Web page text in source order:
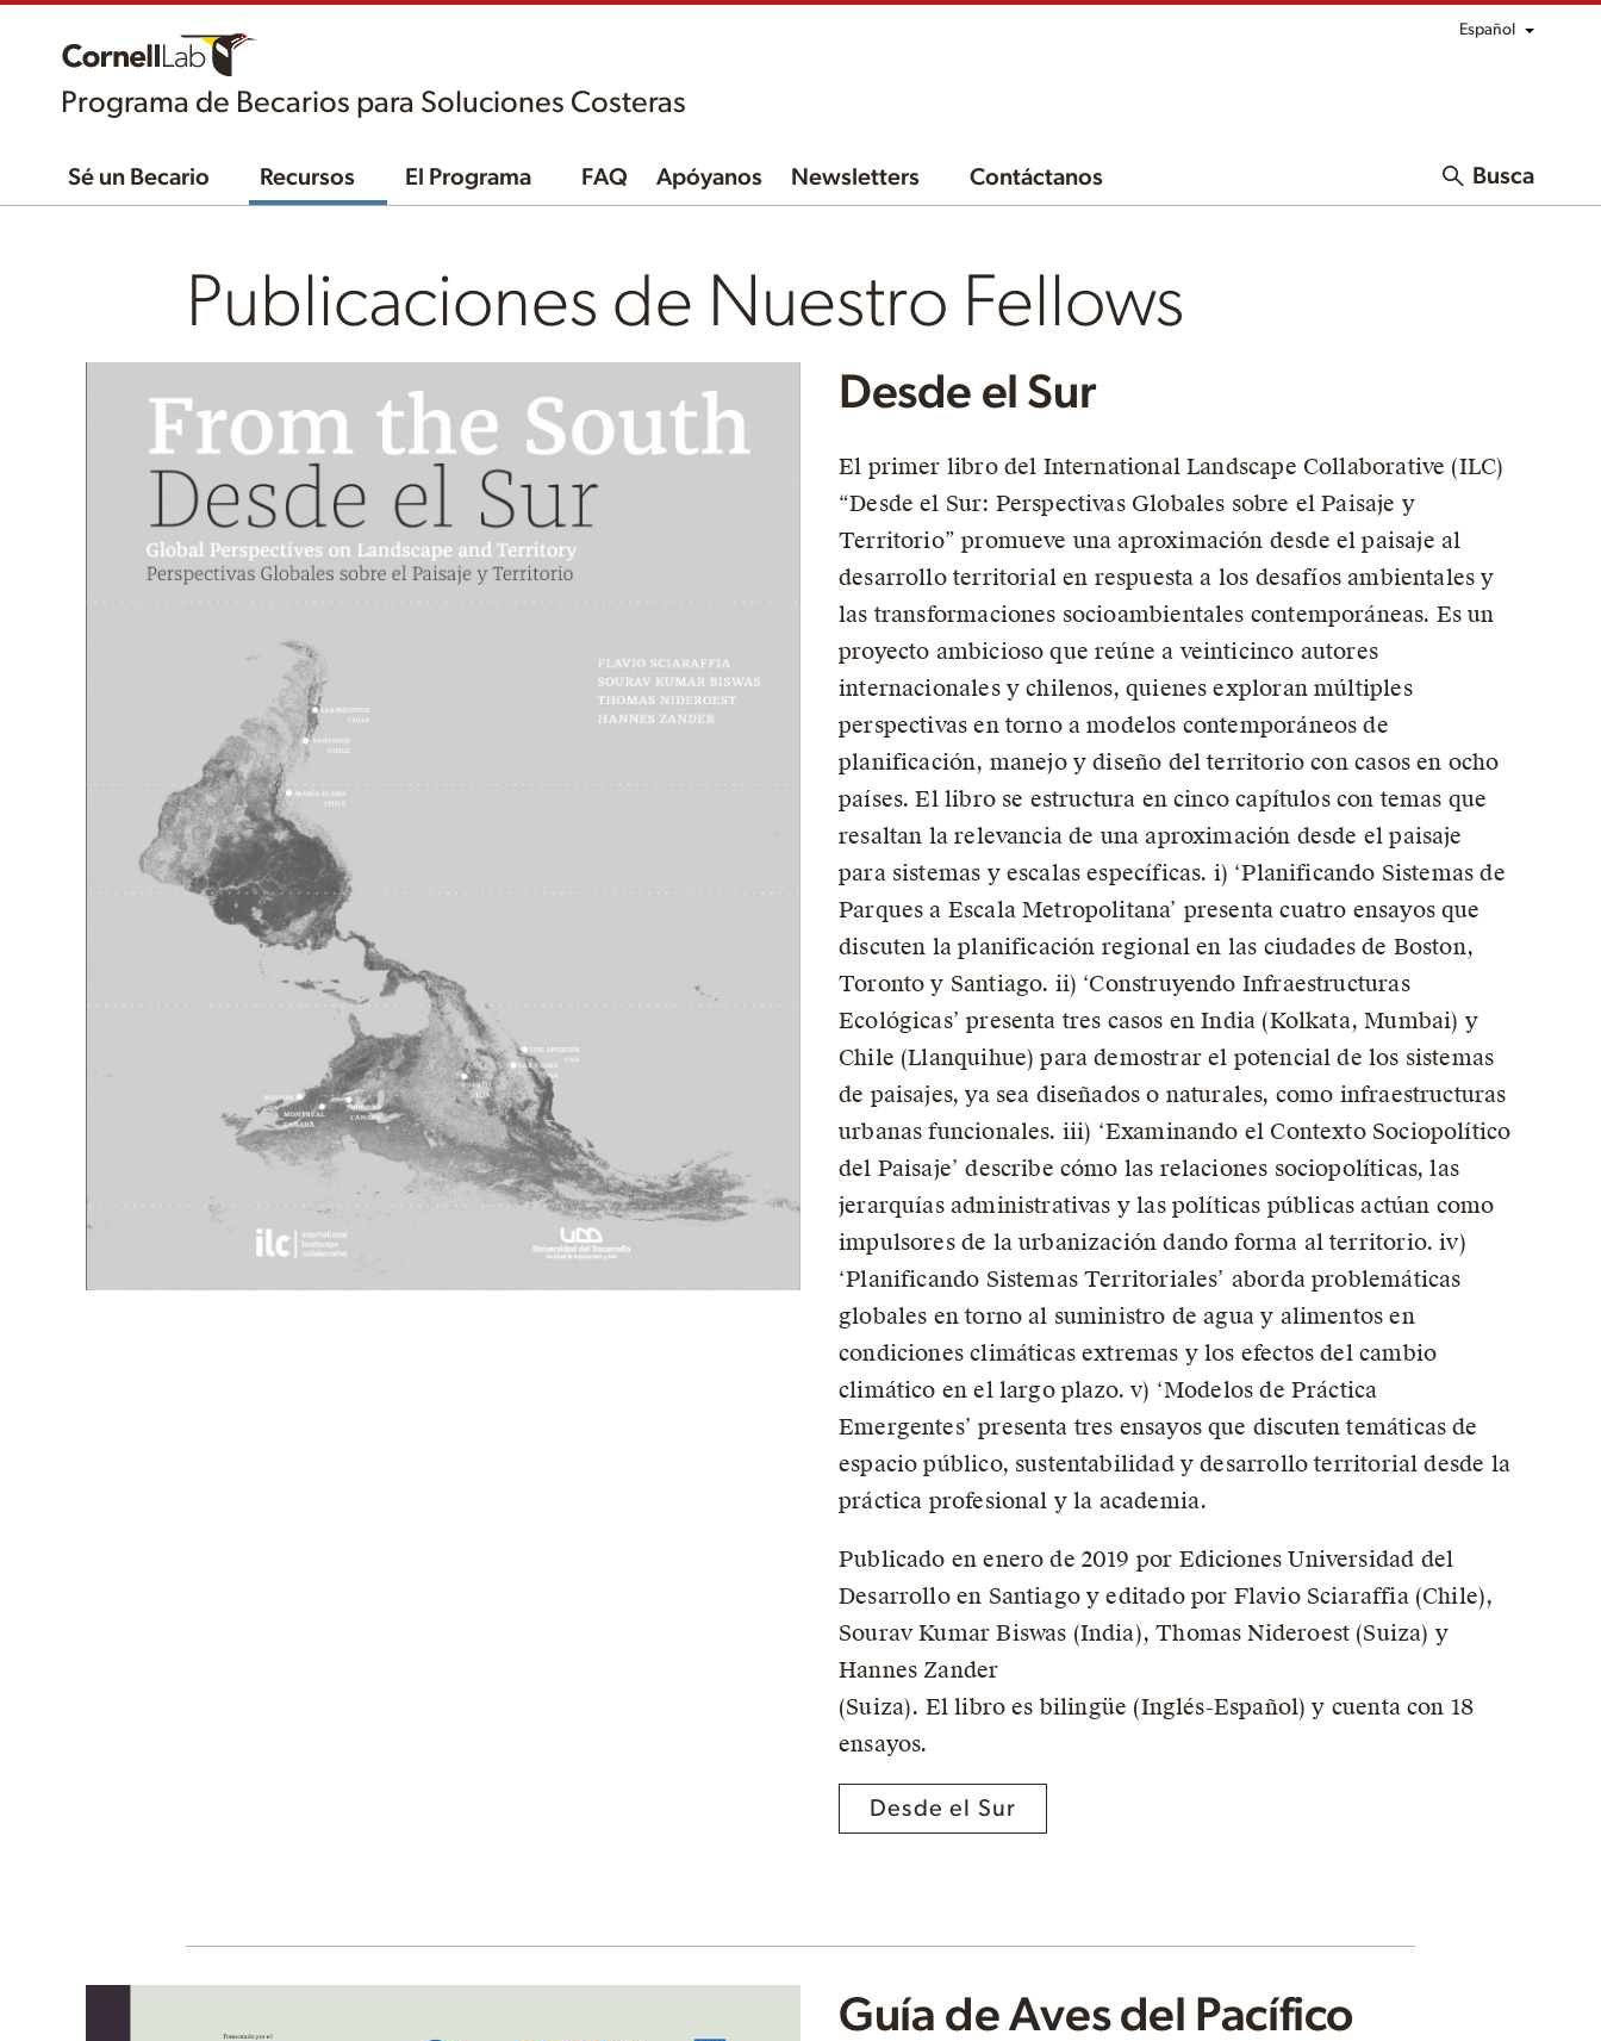
Español
Programa de Becarios para Soluciones Costeras
Sé un Becario Recursos El Programa FAQ Apóyanos Newsletters Contáctanos Busca
Publicaciones de Nuestro Fellows
Desde el Sur
El primer libro del International Landscape Collaborative (ILC)
“Desde el Sur: Perspectivas Globales sobre el Paisaje y
Territorio” promueve una aproximación desde el paisaje al
desarrollo territorial en respuesta a los desafíos ambientales y
las transformaciones socioambientales contemporáneas. Es un
proyecto ambicioso que reúne a veinticinco autores
internacionales y chilenos, quienes exploran múltiples
perspectivas en torno a modelos contemporáneos de
planificación, manejo y diseño del territorio con casos en ocho
países. El libro se estructura en cinco capítulos con temas que
resaltan la relevancia de una aproximación desde el paisaje
para sistemas y escalas específicas. i) ‘Planificando Sistemas de
Parques a Escala Metropolitana’ presenta cuatro ensayos que
discuten la planificación regional en las ciudades de Boston,
Toronto y Santiago. ii) ‘Construyendo Infraestructuras
Ecológicas’ presenta tres casos en India (Kolkata, Mumbai) y
Chile (Llanquihue) para demostrar el potencial de los sistemas
de paisajes, ya sea diseñados o naturales, como infraestructuras
urbanas funcionales. iii) ‘Examinando el Contexto Sociopolítico
del Paisaje’ describe cómo las relaciones sociopolíticas, las
jerarquías administrativas y las políticas públicas actúan como
impulsores de la urbanización dando forma al territorio. iv)
‘Planificando Sistemas Territoriales’ aborda problemáticas
globales en torno al suministro de agua y alimentos en
condiciones climáticas extremas y los efectos del cambio
climático en el largo plazo. v) ‘Modelos de Práctica
Emergentes’ presenta tres ensayos que discuten temáticas de
espacio público, sustentabilidad y desarrollo territorial desde la
práctica profesional y la academia.
Publicado en enero de 2019 por Ediciones Universidad del
Desarrollo en Santiago y editado por Flavio Sciaraffia (Chile),
Sourav Kumar Biswas (India), Thomas Nideroest (Suiza) y
Hannes Zander
(Suiza). El libro es bilingüe (Inglés-Español) y cuenta con 18
ensayos.
Desde el Sur
Guía de Aves del Pacífico